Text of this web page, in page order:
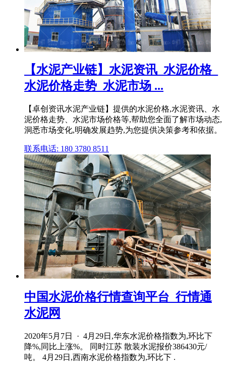
【水泥产业链】水泥资讯_水泥价格_
水泥价格走势_水泥市场 ...
【卓创资讯水泥产业链】提供的水泥价格,水泥资讯、水
泥价格走势、水泥市场价格等,帮助您全面了解市场动态,
洞悉市场变化,明确发展趋势,为您提供决策参考和依据。
联系电话: 180 3780 8511
中国水泥价格行情查询平台_行情通
水泥网
2020年5月7日 · 4月29日,华东水泥价格指数为,环比下
降%,同比上涨%。 同时江苏 散装水泥报价386430元/
吨。 4月29日,西南水泥价格指数为,环比下 .